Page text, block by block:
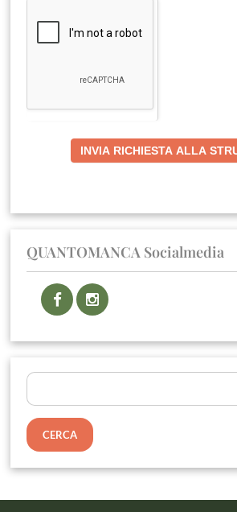
INVIA RICHIESTA ALLA
QUANTOMANCA Socialmedia
Ricerca
per: